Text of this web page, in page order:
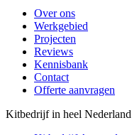
Over ons
Werkgebied
Projecten
Reviews
Kennisbank
Contact
Offerte aanvragen
Kitbedrijf in heel Nederland